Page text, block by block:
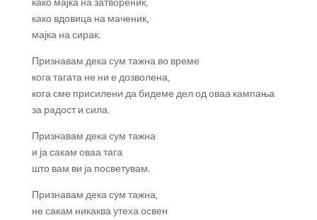
како вдовица на маченик,
мајка на сирак.
Признавам дека сум тажна во време
кога тагата не ни е дозволена,
кога сме присилени да бидеме дел од оваа кампања
за радост и сила.
Признавам дека сум тажна
и ја сакам оваа тага
што вам ви ја посветувам.
Признавам дека сум тажна,
не сакам никаква утеха освен